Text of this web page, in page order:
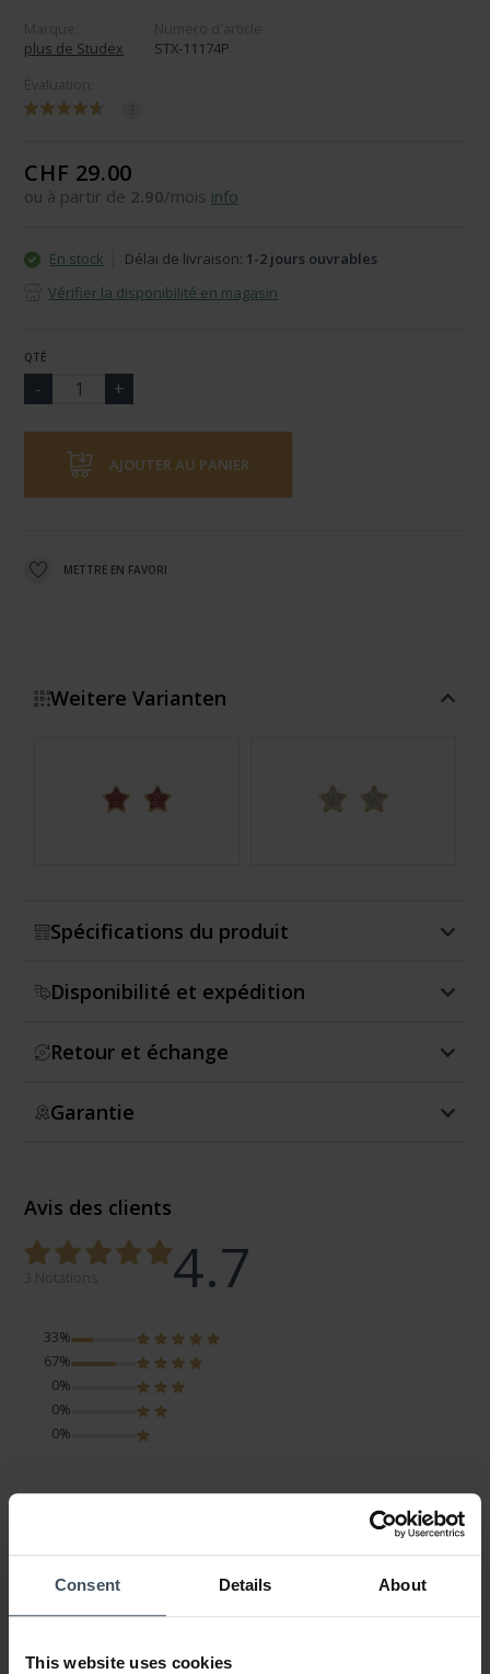
Consent Details About
This website uses cookies
plus de Studex
STX-11174P
CHF 29.00
ou à partir de 2.90/mois info
En stock Délai de livraison: 1-2 jours ouvrables
Vérifier la disponibilité en magasin
QTÉ
AJOUTER AU PANIER
METTRE EN FAVORI
Weitere Varianten
Spécifications du produit
Disponibilité et expédition
Retour et échange
Garantie
Avis des clients
4.7
33%
67%
0%
0%
0%
VALEUR-PRIX
QUALITÉ
Die Ohrringe sind von guter Qualität